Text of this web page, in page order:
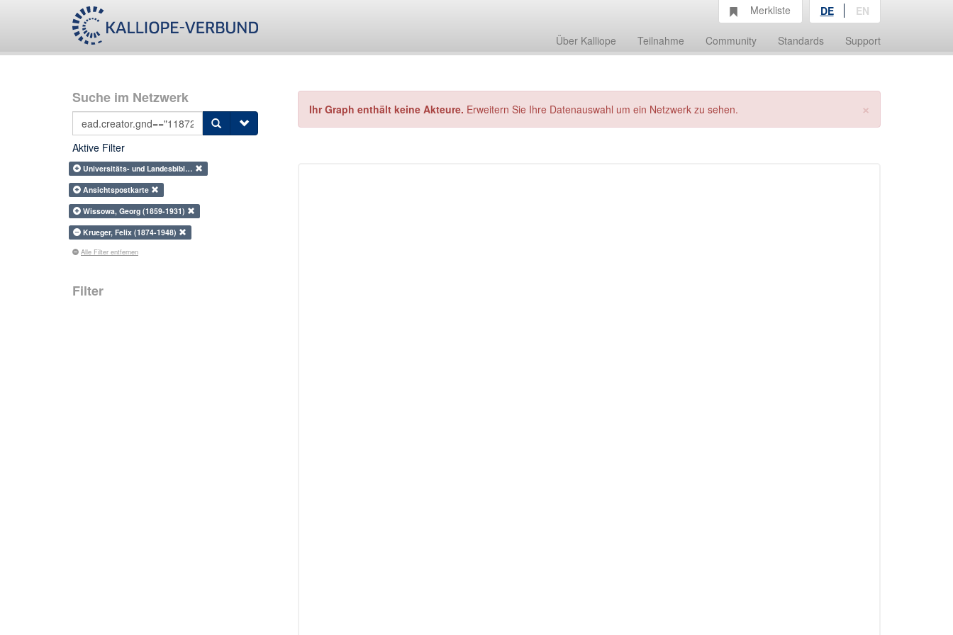
Über Kalliope Teilnahme Community Standards Support
Merkliste DE EN
Suche im Netzwerk
Aktive Filter
Universitäts- und Landesbibl…
Ansichtspostkarte
Wissowa, Georg (1859-1931)
Krueger, Felix (1874-1948)
Alle Filter entfernen
Filter
×
Ihr Graph enthält keine Akteure. Erweitern Sie Ihre Datenauswahl um ein Netzwerk zu sehen.